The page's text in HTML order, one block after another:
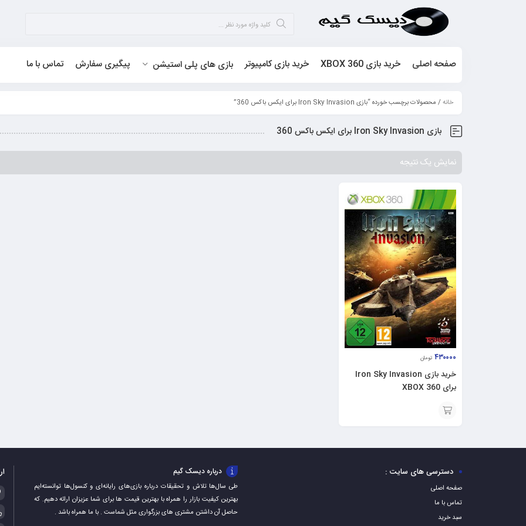
صفحه اصلی خرید بازی XBOX 360 خرید بازی کامپیوتر بازی های پلی استیشن پیگیری سفارش تماس با ما
خانه/ محصولات برچسب خورده “بازی Iron Sky Invasion برای ایکس باکس 360”
بازی Iron Sky Invasion برای ایکس باکس 360
نمایش یک نتیجه
۴۳۰۰۰۰ تومان
خرید بازی Iron Sky Invasion
برای XBOX 360
به
دسترسی های سایت :
صفحه اصلی
تماس با ما
سبد خرید
درباره دیسک گیم
طی سال‌ها تلاش و تحقیقات درباره بازی‌های رایانه‌ای و کنسول‌ها توانسته‌ایم
بهترین کیفیت بازار را همراه با بهترین قیمت ها برای شما عزیزان ارائه دهیم. که
حاصل آن داشتن مشتری های بزرگواری مثل شماست . با ما همراه باشد .